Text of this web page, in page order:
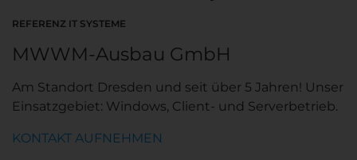
REFERENZ IT SYSTEME
MWWM-Ausbau GmbH
Am Standort Dresden und seit über 5 Jahren! Unser
Einsatzgebiet: Windows, Client- und Serverbetrieb.
KONTAKT AUFNEHMEN